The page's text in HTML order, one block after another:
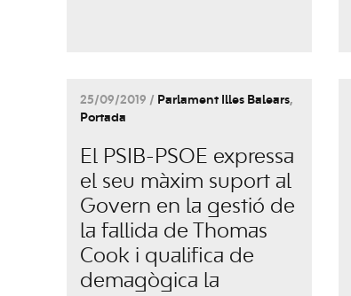
25/09/2019 / Parlament Illes Balears,
Portada
El PSIB-PSOE expressa
el seu màxim suport al
Govern en la gestió de
la fallida de Thomas
Cook i qualifica de
demagògica la